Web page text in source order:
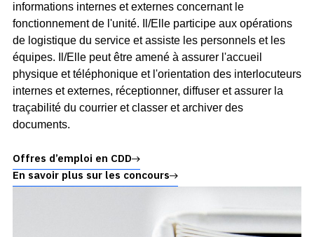
informations internes et externes concernant le
fonctionnement de l'unité. Il/Elle participe aux opérations
de logistique du service et assiste les personnels et les
équipes. Il/Elle peut être amené à assurer l'accueil
physique et téléphonique et l'orientation des interlocuteurs
internes et externes, réceptionner, diffuser et assurer la
traçabilité du courrier et classer et archiver des
documents.
Offres d’emploi en CDD
En savoir plus sur les concours